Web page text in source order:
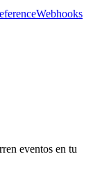
Webhooks
eventos en tu